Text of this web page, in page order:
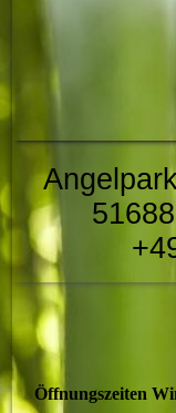
Öffnungszeiten